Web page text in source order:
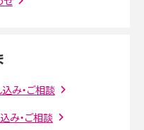
レる？バレるケースや撮り方も解
い時の対処法を解説
み・ご相談
み・ご相談